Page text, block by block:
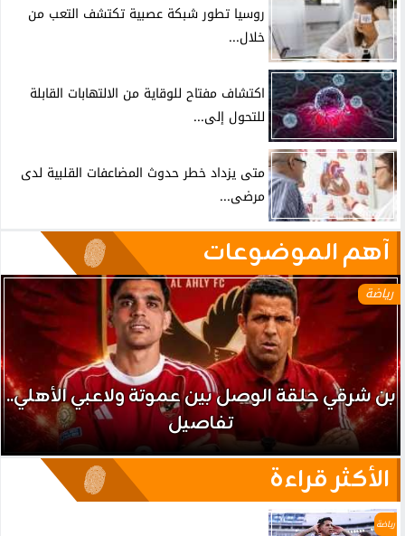
روسيا تطور شبكة عصبية تكتشف التعب من
خلال...
اكتشاف مفتاح للوقاية من الالتهابات القابلة
للتحول إلى...
متى يزداد خطر حدوث المضاعفات القلبية لدى
مرضى...
آهم الموضوعات
رياضة
بن شرقي حلقة الوصل بين عموتة ولاعبي الأهلي..
تفاصيل
الأكثر قراءة
رياضة